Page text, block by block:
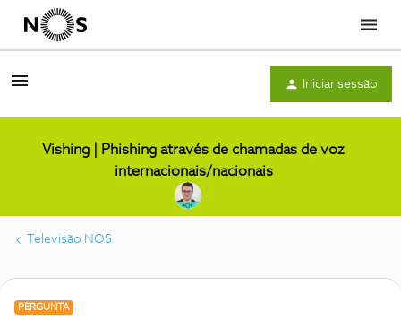
Menu
Iniciar sessão
Vishing | Phishing através de chamadas de voz
internacionais/nacionais
Televisão NOS
PERGUNTA